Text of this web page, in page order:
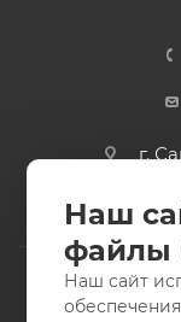
г.
Наш
файлы
Наш сайт